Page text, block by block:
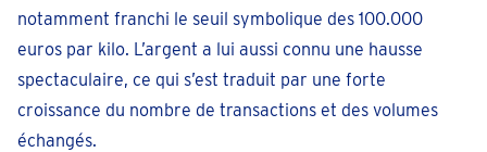
notamment franchi le seuil symbolique des 100.000
euros par kilo. L’argent a lui aussi connu une hausse
spectaculaire, ce qui s’est traduit par une forte
croissance du nombre de transactions et des volumes
échangés.